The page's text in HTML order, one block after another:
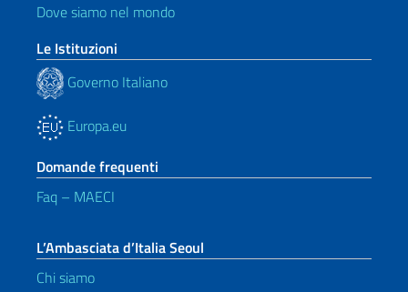
Dove siamo nel mondo
Le Istituzioni
Governo Italiano
Europa.eu
Domande frequenti
Faq – MAECI
L’Ambasciata d’Italia Seoul
Chi siamo